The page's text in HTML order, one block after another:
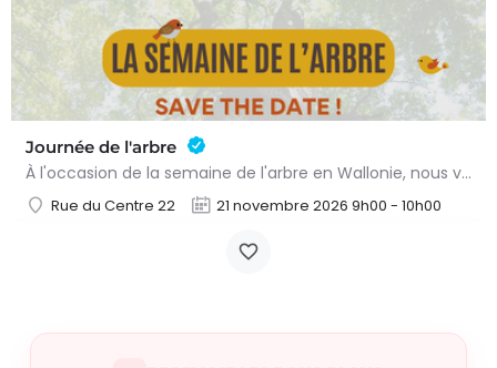
Journée de l'arbre
À l'occasion de la semaine de l'arbre en Wallonie, nous vous proposons l'annuelle distribution gratuite des…
Rue du Centre 22 21 novembre 2026 9h00 - 10h00